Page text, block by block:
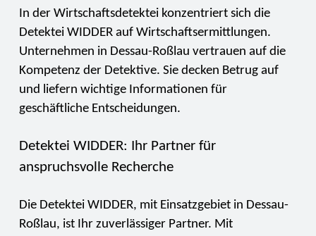
In der Wirtschaftsdetektei konzentriert sich die
Detektei WIDDER auf Wirtschaftsermittlungen.
Unternehmen in Dessau-Roßlau vertrauen auf die
Kompetenz der Detektive. Sie decken Betrug auf
und liefern wichtige Informationen für
geschäftliche Entscheidungen.
Detektei WIDDER: Ihr Partner für
anspruchsvolle Recherche
Die Detektei WIDDER, mit Einsatzgebiet in Dessau-
Roßlau, ist Ihr zuverlässiger Partner. Mit